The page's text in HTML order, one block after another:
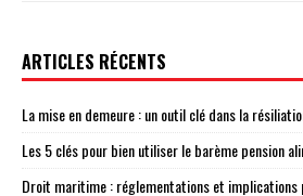
ARTICLES RÉCENTS
La mise en demeure : un outil clé dans la
Les 5 clés pour bien utiliser le barème pension
Droit maritime : réglementations et implications